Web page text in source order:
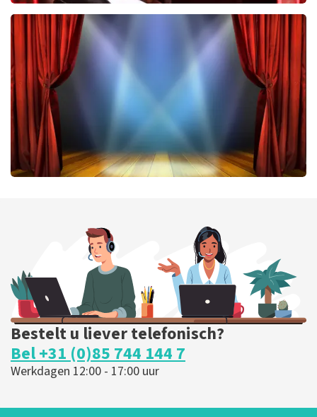
Don Omar
224 laatste 30 minuten
BESTEL NU
BESTEL NU
Bestelt u liever telefonisch?
Bel +31 (0)85 744 144 7
Werkdagen 12:00 - 17:00 uur